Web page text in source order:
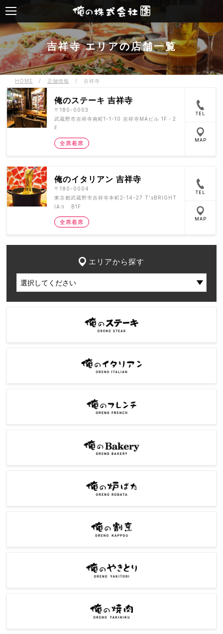
吉祥寺 エリアの店舗一覧
HOME / 店舗情報 / 吉祥寺
俺のステーキ 吉祥寺
〒180-0003
武蔵野市吉祥寺南町1-1-10 吉祥寺MAビル 1F・2
F
全席着席
TEL
MAP
俺のイタリアン 吉祥寺
〒180-0004
東京都武蔵野市吉祥寺本町2-14-27 T'sBRIGHT
IAⅡ B1F
全席着席
TEL
MAP
エリアから探す